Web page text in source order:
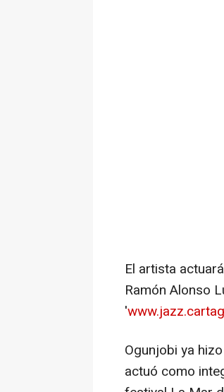
El artista
Ramón Alonso
'
Ogunjobi ya
actuó como